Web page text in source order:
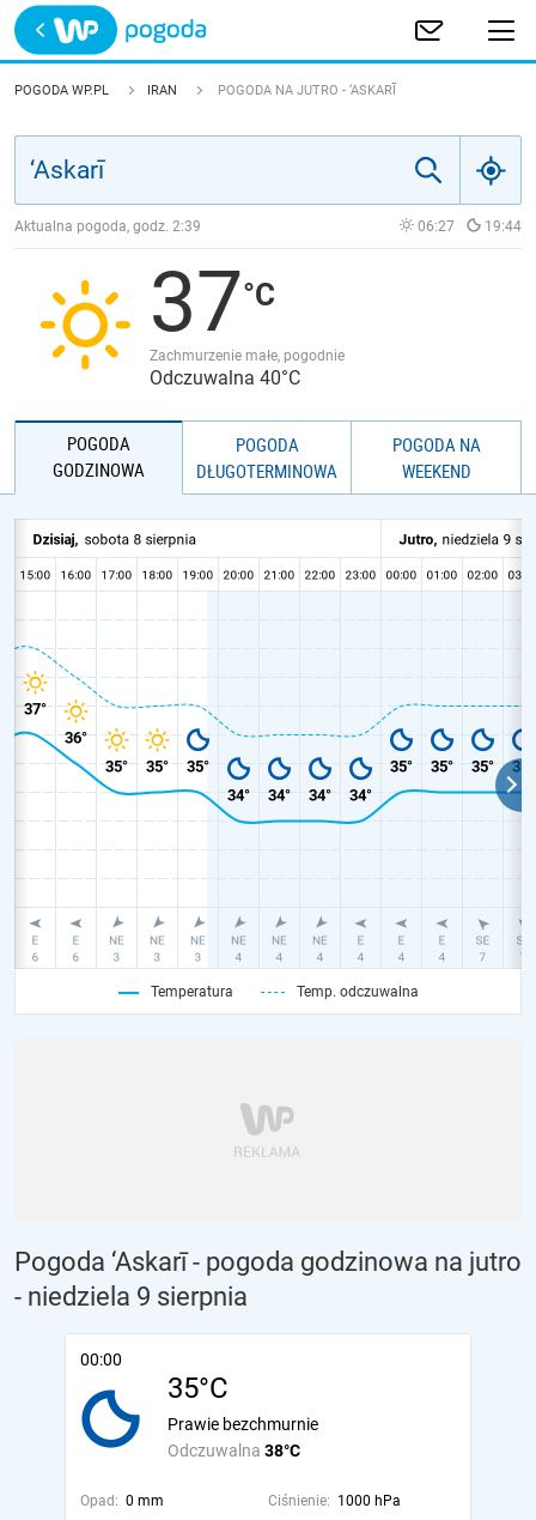
Trwa ładowanie
POLSKA
JAKOŚĆ POWIETRZA
POGODA WP.PL IRAN POGODA NA JUTRO - ‘ASKARĪ
Aktualna pogoda, godz. 2:39 06:27 19:44
37
Zachmurzenie małe, pogodnie
Odczuwalna 40°C
POGODA
GODZINOWA
POGODA
DŁUGOTERMINOWA
POGODA NA
WEEKEND
Temperatura Temp. odczuwalna
Pogoda ‘Askarī - pogoda godzinowa na jutro
- niedziela 9 sierpnia
00:00
35°C
Odczuwalna 38°C
Prawie bezchmurnie
Opad: 0 mm Ciśnienie: 1000 hPa